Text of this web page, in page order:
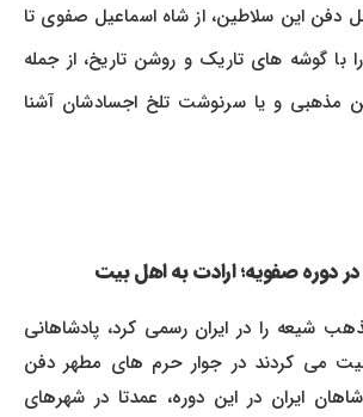
دفن این سلاطین، از شاه اسماعیل صفوی تا
با گوشه های تاریک و روشن تاریخ، از جمله
مذهبی و یا سرنوشت تلخ اجسادشان آشنا
دوره صفویه؛ ارادت به اهل بیت
شیعه را در ایران رسمی کرد، پادشاهانی
کردند در جوار حرم های مطهر دفن
ایران در این دوره، عمدتا در شهرهای